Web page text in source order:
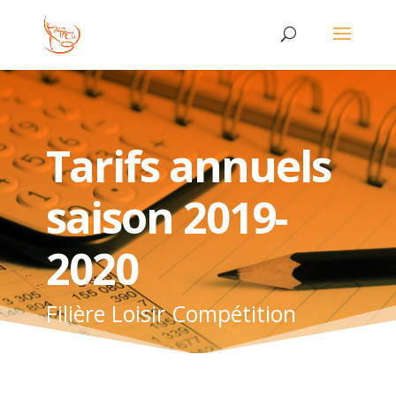
Tarifs annuels
saison 2019-
2020
Filière Loisir Compétition